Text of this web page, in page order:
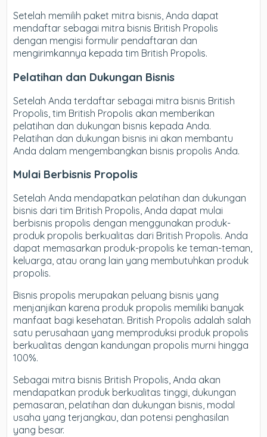
Setelah memilih paket mitra bisnis, Anda dapat
mendaftar sebagai mitra bisnis British Propolis
dengan mengisi formulir pendaftaran dan
mengirimkannya kepada tim British Propolis.
Pelatihan dan Dukungan Bisnis
Setelah Anda terdaftar sebagai mitra bisnis British
Propolis, tim British Propolis akan memberikan
pelatihan dan dukungan bisnis kepada Anda.
Pelatihan dan dukungan bisnis ini akan membantu
Anda dalam mengembangkan bisnis propolis Anda.
Mulai Berbisnis Propolis
Setelah Anda mendapatkan pelatihan dan dukungan
bisnis dari tim British Propolis, Anda dapat mulai
berbisnis propolis dengan menggunakan produk-
produk propolis berkualitas dari British Propolis. Anda
dapat memasarkan produk-propolis ke teman-teman,
keluarga, atau orang lain yang membutuhkan produk
propolis.
Bisnis propolis merupakan peluang bisnis yang
menjanjikan karena produk propolis memiliki banyak
manfaat bagi kesehatan. British Propolis adalah salah
satu perusahaan yang memproduksi produk propolis
berkualitas dengan kandungan propolis murni hingga
100%.
Sebagai mitra bisnis British Propolis, Anda akan
mendapatkan produk berkualitas tinggi, dukungan
pemasaran, pelatihan dan dukungan bisnis, modal
usaha yang terjangkau, dan potensi penghasilan
yang besar.